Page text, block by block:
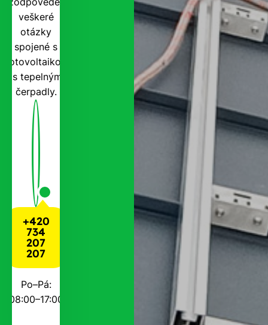
veškeré
otázky
spojené s
fotovoltaikou
i s tepelnými
čerpadly.
+420
734
207
207
Po–Pá:
08:00–17:00